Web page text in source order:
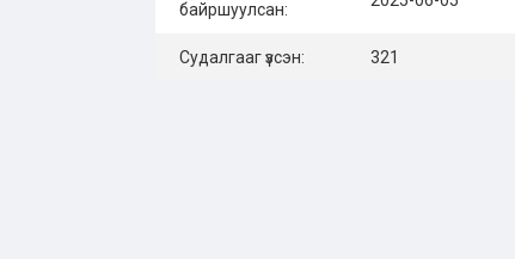
байршуулсан:
Судалгааг үзсэн: 321